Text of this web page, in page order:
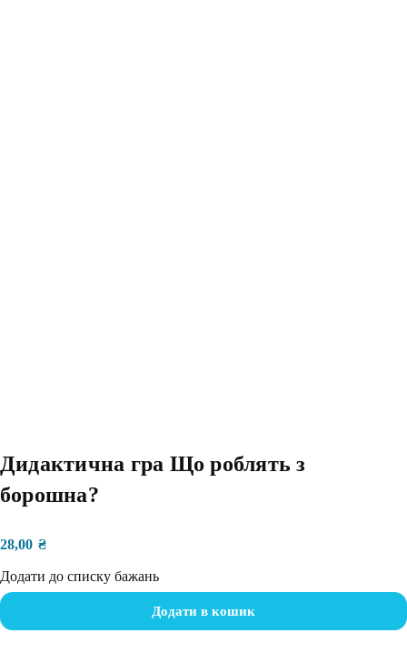
Дидактична гра Що роблять з
борошна?
28,00 ₴
Додати до списку бажань
Додати в кошик